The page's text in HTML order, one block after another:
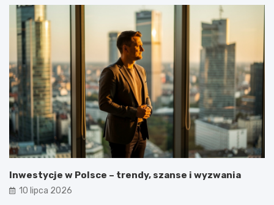
Inwestycje w Polsce – trendy, szanse i wyzwania
10 lipca 2026